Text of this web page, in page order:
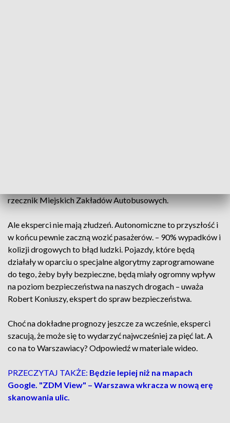
rzecznik Miejskich Zakładów Autobusowych.
Ale eksperci nie mają złudzeń. Autonomiczne to przyszłość i
w końcu pewnie zaczną wozić pasażerów. – 90% wypadków i
kolizji drogowych to błąd ludzki. Pojazdy, które będą
działały w oparciu o specjalne algorytmy zaprogramowane
do tego, żeby były bezpieczne, będą miały ogromny wpływ
na poziom bezpieczeństwa na naszych drogach – uważa
Robert Koniuszy, ekspert do spraw bezpieczeństwa.
Choć na dokładne prognozy jeszcze za wcześnie, eksperci
szacują, że może się to wydarzyć najwcześniej za pięć lat. A
co na to Warszawiacy? Odpowiedź w materiale wideo.
PRZECZYTAJ TAKŻE: Będzie lepiej niż na mapach
Google. "ZDM View" – Warszawa wkracza w nową erę
skanowania ulic.